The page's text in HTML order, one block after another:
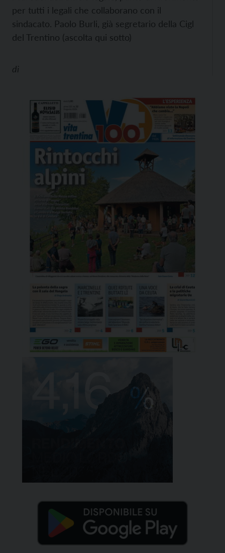
per tutti i legali che collaborano con il
sindacato. Paolo Burli, già segretario della Cigl
del Trentino (ascolta qui sotto)
di